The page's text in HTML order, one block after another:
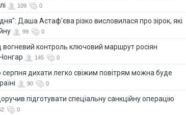
109 0
Даша Астаф'єва різко висловилася про зірок, які
99 0
вогневий контроль ключовий маршрут росіян
145 0
серпня дихати легко свіжим повітрям можна буде
90 0
підготувати спеціальну санкційну операцію
0